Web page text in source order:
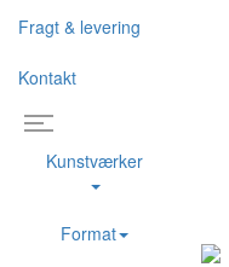
Fragt & levering
Kontakt
Kunstværker
Format